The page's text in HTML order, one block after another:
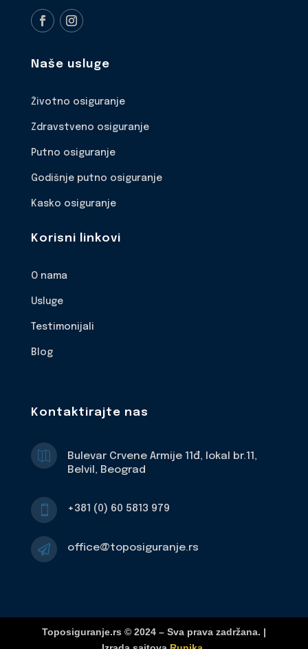
Naše usluge
Životno osiguranje
Zdravstveno osiguranje
Putno osiguranje
Godišnje putno osiguranje
Kasko osiguranje
Korisni linkovi
O nama
Usluge
Testimonijali
Blog
Kontaktirajte nas

Bulevar Crvene Armije 11đ, lokal br.11,
Belvil, Beograd
 +381 (0) 60 5813 979
 office@toposiguranje.rs
Toposiguranje.rs © 2024 – Sva prava zadržana. |